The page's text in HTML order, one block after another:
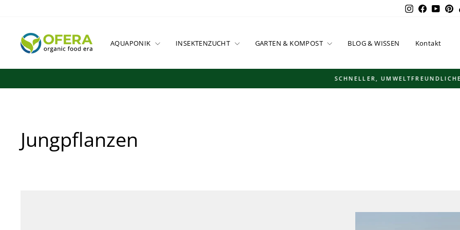
Instagram
Facebook
AQUAPONIK INSEKTENZUCHT GARTEN & KOMPOST BLOG & WISSEN Kontakt
Pause
SCHNELLER, UMWELTFREUNDLICHER VERSAND
Jungpflanzen